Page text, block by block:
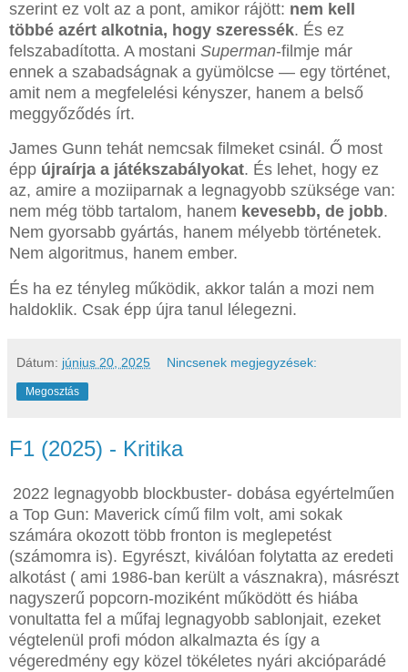
szerint ez volt az a pont, amikor rájött: nem kell
többé azért alkotnia, hogy szeressék. És ez
felszabadította. A mostani Superman-filmje már
ennek a szabadságnak a gyümölcse — egy történet,
amit nem a megfelelési kényszer, hanem a belső
meggyőződés írt.
James Gunn tehát nemcsak filmeket csinál. Ő most
épp újraírja a játékszabályokat. És lehet, hogy ez
az, amire a moziiparnak a legnagyobb szüksége van:
nem még több tartalom, hanem kevesebb, de jobb.
Nem gyorsabb gyártás, hanem mélyebb történetek.
Nem algoritmus, hanem ember.
És ha ez tényleg működik, akkor talán a mozi nem
haldoklik. Csak épp újra tanul lélegezni.
Dátum: június 20, 2025 Nincsenek megjegyzések:
Megosztás
F1 (2025) - Kritika
2022 legnagyobb blockbuster- dobása egyértelműen
a Top Gun: Maverick című film volt, ami sokak
számára okozott több fronton is meglepetést
(számomra is). Egyrészt, kiválóan folytatta az eredeti
alkotást ( ami 1986-ban került a vásznakra), másrészt
nagyszerű popcorn-moziként működött és hiába
vonultatta fel a műfaj legnagyobb sablonjait, ezeket
végtelenül profi módon alkalmazta és így a
végeredmény egy közel tökéletes nyári akcióparádé